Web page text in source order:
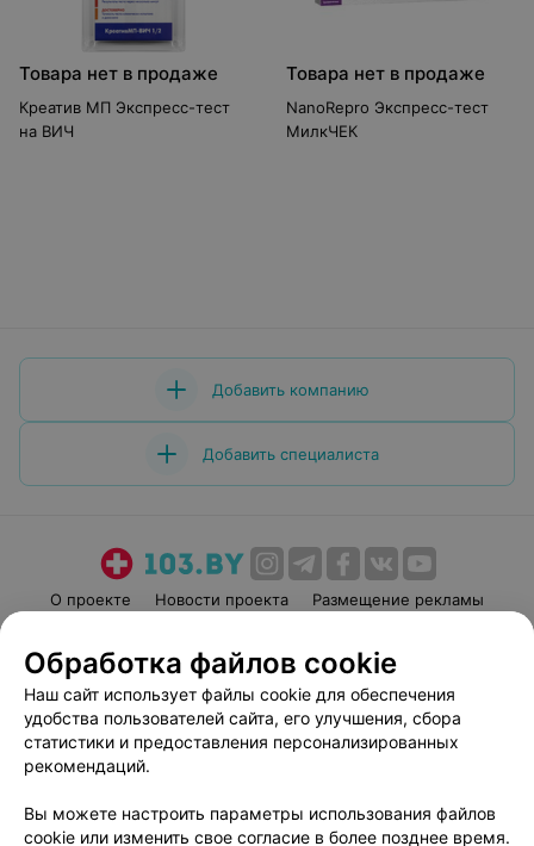
Товара нет в продаже
Креатив МП Экспресс-тест
на ВИЧ
Товара нет в продаже
NanoRepro Экспресс-тест
МилкЧЕК
Добавить компанию
Добавить специалиста
О проекте Новости проекта
Размещение рекламы
Пользовательское соглашение
Способы оплаты
Вакансии
Партнеры
Написать руководителю 103.by
Обработка персональных данных
Обработка файлов cookie
Наш сайт использует файлы cookie для обеспечения
удобства пользователей сайта, его улучшения, сбора
статистики и предоставления персонализированных
рекомендаций.
Вы можете настроить параметры использования файлов
cookie или изменить свое согласие в более позднее время.